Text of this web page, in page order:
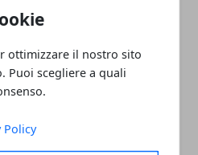
ottimizzare il nostro sito
Puoi scegliere a quali
Policy
45enne pluripregiudicato